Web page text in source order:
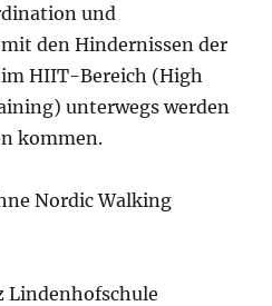
und
den Hindernissen der
HIIT-Bereich (High
unterwegs werden
kommen.
Nordic Walking